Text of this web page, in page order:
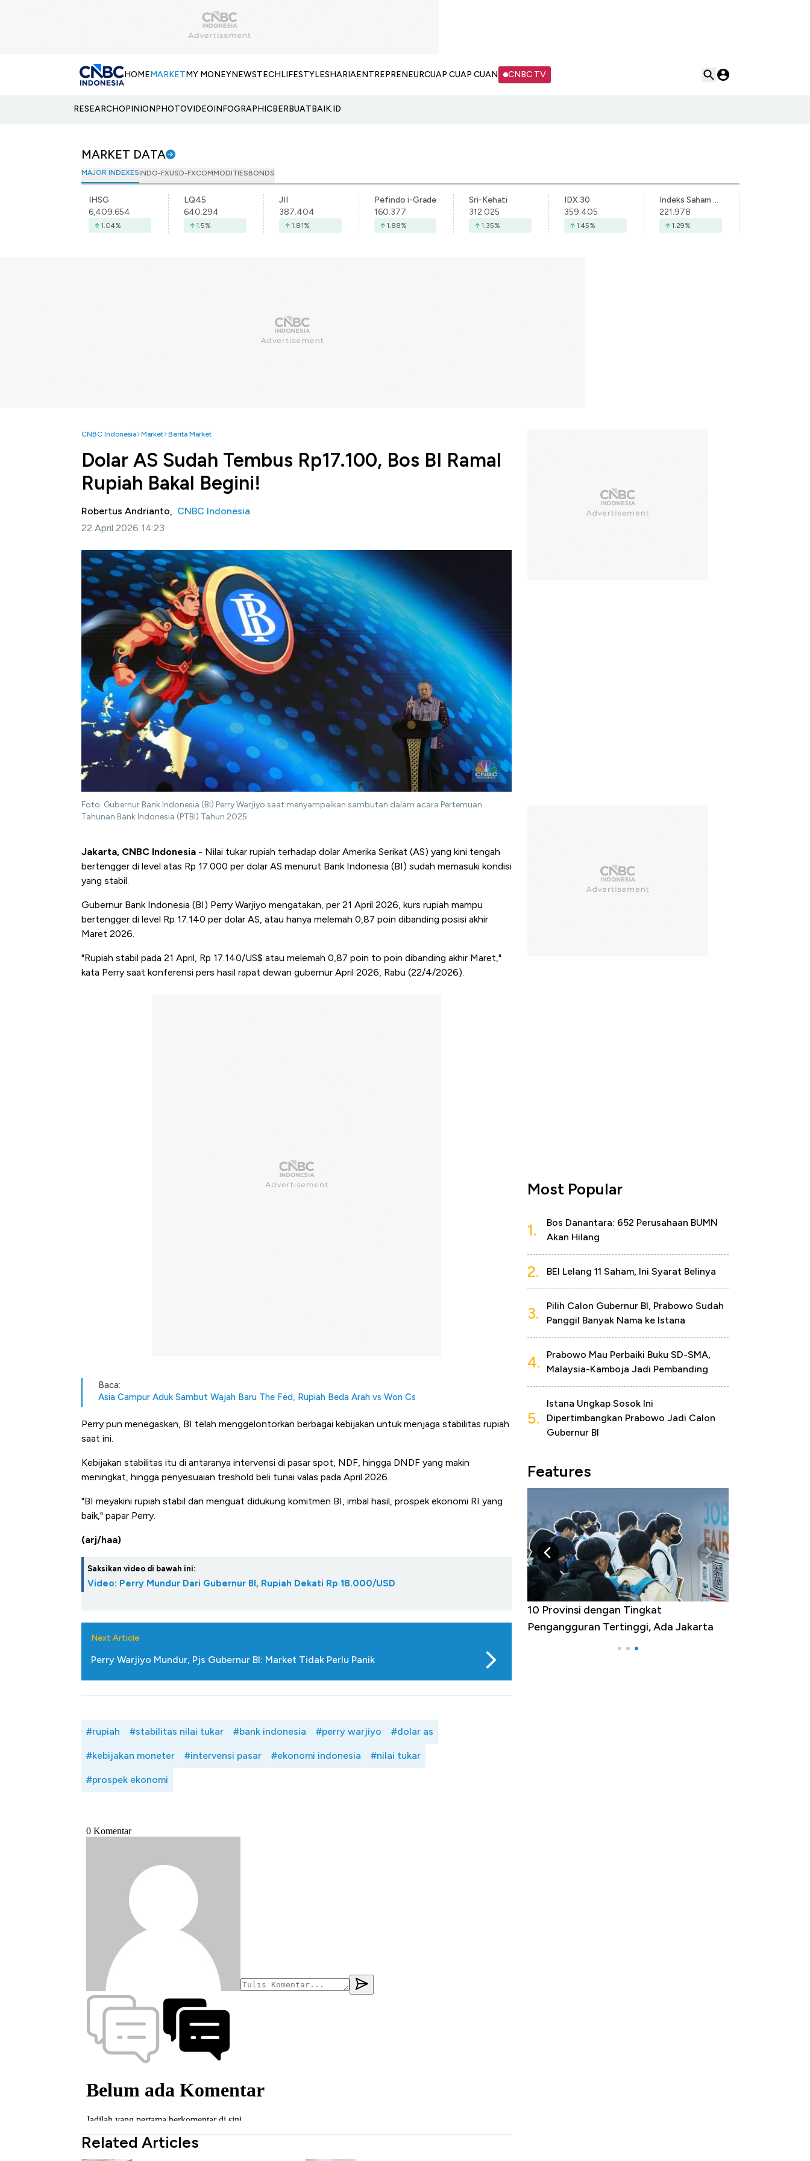
HOMEMARKETMY MONEYNEWSTECHLIFESTYLESHARIAENTREPRENEURCUAP CUAP CUAN CNBC TV
RESEARCHOPINIONPHOTOVIDEOINFOGRAPHICBERBUATBAIK.ID
MARKET DATA
MAJOR INDEXESINDO-FXUSD-FXCOMMODITIESBONDS
IHSG
6,409.654
1.04%
LQ45
640.294
1.5%
JII
387.404
1.81%
Pefindo i-Grade
160.377
1.88%
Sri-Kehati
312.025
1.35%
IDX 30
359.405
1.45%
Indeks Saham Syariah Indonesia
221.978
1.29%
CNBC Indonesia Market Berita Market
Dolar AS Sudah Tembus Rp17.100, Bos BI Ramal
Rupiah Bakal Begini!
Robertus Andrianto, CNBC Indonesia
22 April 2026 14:23
Foto: Gubernur Bank Indonesia (BI) Perry Warjiyo saat menyampaikan sambutan dalam acara Pertemuan
Tahunan Bank Indonesia (PTBI) Tahun 2025
Jakarta, CNBC Indonesia - Nilai tukar rupiah terhadap dolar Amerika Serikat (AS) yang kini tengah
bertengger di level atas Rp 17.000 per dolar AS menurut Bank Indonesia (BI) sudah memasuki kondisi
yang stabil.
Gubernur Bank Indonesia (BI) Perry Warjiyo mengatakan, per 21 April 2026, kurs rupiah mampu
bertengger di level Rp 17.140 per dolar AS, atau hanya melemah 0,87 poin dibanding posisi akhir
Maret 2026.
"Rupiah stabil pada 21 April, Rp 17.140/US$ atau melemah 0,87 poin to poin dibanding akhir Maret,"
kata Perry saat konferensi pers hasil rapat dewan gubernur April 2026, Rabu (22/4/2026).
Baca:
Asia Campur Aduk Sambut Wajah Baru The Fed, Rupiah Beda Arah vs Won Cs
Perry pun menegaskan, BI telah menggelontorkan berbagai kebijakan untuk menjaga stabilitas rupiah
saat ini.
Kebijakan stabilitas itu di antaranya intervensi di pasar spot, NDF, hingga DNDF yang makin
meningkat, hingga penyesuaian treshold beli tunai valas pada April 2026.
"BI meyakini rupiah stabil dan menguat didukung komitmen BI, imbal hasil, prospek ekonomi RI yang
baik," papar Perry.
(arj/haa)
Saksikan video di bawah ini:
Video: Perry Mundur Dari Gubernur BI, Rupiah Dekati Rp 18.000/USD
Next Article
Perry Warjiyo Mundur, Pjs Gubernur BI: Market Tidak Perlu Panik
#rupiah #stabilitas nilai tukar #bank indonesia #perry warjiyo #dolar as
#kebijakan moneter #intervensi pasar #ekonomi indonesia #nilai tukar
#prospek ekonomi
Related Articles
Most Popular
1.
Bos Danantara: 652 Perusahaan BUMN
Akan Hilang
2. BEI Lelang 11 Saham, Ini Syarat Belinya
3.
Pilih Calon Gubernur BI, Prabowo Sudah
Panggil Banyak Nama ke Istana
4.
Prabowo Mau Perbaiki Buku SD-SMA,
Malaysia-Kamboja Jadi Pembanding
5.
Istana Ungkap Sosok Ini
Dipertimbangkan Prabowo Jadi Calon
Gubernur BI
Features
Tembaga Terbang ke Zona Berbahaya
Mana yang Cuannya Paling Menyala?
10 Provinsi dengan Tingkat
Pengangguran Tertinggi, Ada Jakarta